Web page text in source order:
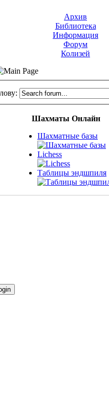
Архив
Библиотека
Информация
Форум
Колизей
Шахматы Онлайн
Шахматные базы
Lichess
Таблицы эндшпиля